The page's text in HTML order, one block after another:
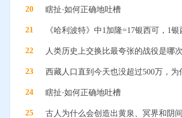
20 瞎扯·如何正确地吐槽
21 《哈利波特》中1加隆=17银西可，1
22 人类历史上交换比最夸张的战役是哪
23 西藏人口直到今天也没超过500万，
24 瞎扯·如何正确地吐槽
25 古人为什么会创造出黄泉、冥界和阴